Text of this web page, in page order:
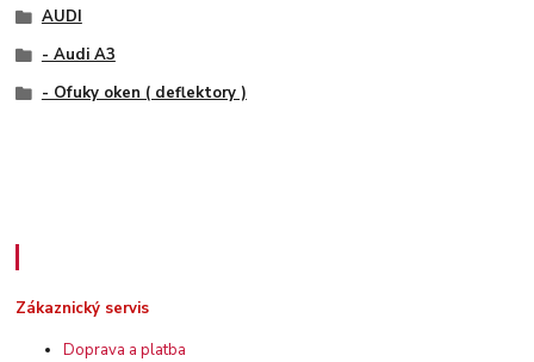
AUDI
- Audi A3
- Ofuky oken ( deflektory )
Zákaznický servis
Doprava a platba